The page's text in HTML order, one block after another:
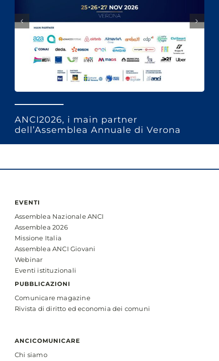
ANCI2026, i main partner
dell’Assemblea Annuale di Verona
EVENTI
Assemblea Nazionale ANCI
Assemblea 2026
Missione Italia
Assemblea ANCI Giovani
Webinar
Eventi istituzionali
PUBBLICAZIONI
Comunicare magazine
Rivista di diritto ed economia dei comuni
ANCICOMUNICARE
Chi siamo